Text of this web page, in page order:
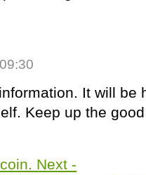
It will be
Keep up the
Next -